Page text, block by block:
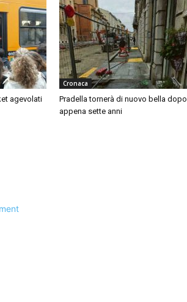
agevolati
Cronaca
Pradella tornerà di nuovo bella dopo
appena sette anni